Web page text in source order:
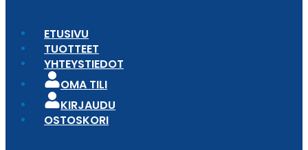
ETUSIVU
TUOTTEET
YHTEYSTIEDOT
OMA TILI
KIRJAUDU
OSTOSKORI